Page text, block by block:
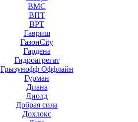
ВМС
ВПТ
ВРТ
Гавриш
ГазонCity
Гардена
Гидроагрегат
Грызунофф Оффлайн
Гурман
Диана
Диолд
Добрая сила
Дохлокс